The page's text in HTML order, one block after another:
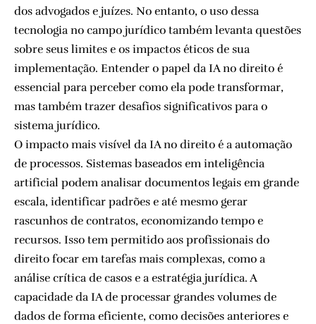
dos advogados e juízes. No entanto, o uso dessa
tecnologia no campo jurídico também levanta questões
sobre seus limites e os impactos éticos de sua
implementação. Entender o papel da IA no direito é
essencial para perceber como ela pode transformar,
mas também trazer desafios significativos para o
sistema jurídico.
O impacto mais visível da IA no direito é a automação
de processos. Sistemas baseados em inteligência
artificial podem analisar documentos legais em grande
escala, identificar padrões e até mesmo gerar
rascunhos de contratos, economizando tempo e
recursos. Isso tem permitido aos profissionais do
direito focar em tarefas mais complexas, como a
análise crítica de casos e a estratégia jurídica. A
capacidade da IA de processar grandes volumes de
dados de forma eficiente, como decisões anteriores e